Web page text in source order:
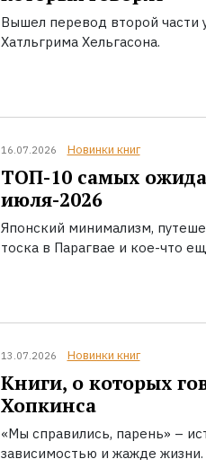
Вышел перевод второй части
Хатльгрима Хельгасона.
16.07.2026 Новинки книг
ТОП-10 самых
июля-2026
Японский минимализм,
тоска в Парагвае и кое-что
13.07.2026 Новинки книг
Книги, о которых
Хопкинса
«Мы справились, парень» –
зависимостью и жажде жизни.